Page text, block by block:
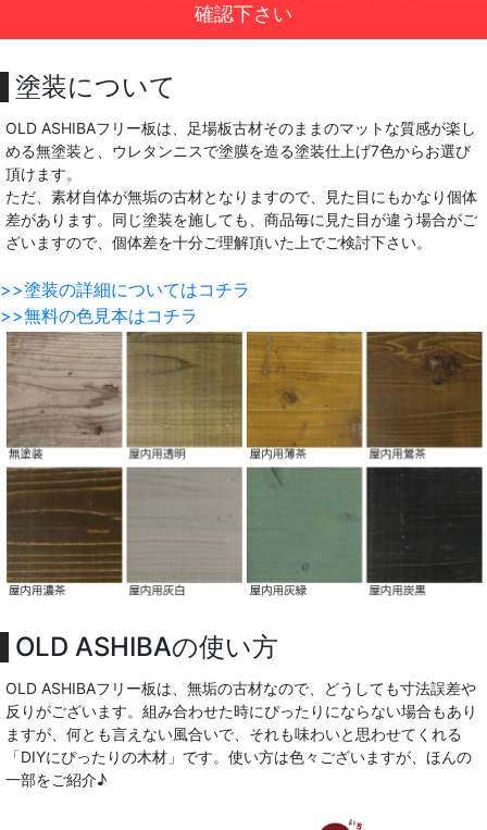
確認下さい
塗装について
OLD ASHIBAフリー板は、足場板古材そのままのマットな質感が楽し
める無塗装と、ウレタンニスで塗膜を造る塗装仕上げ7色からお選び
頂けます。
ただ、素材自体が無垢の古材となりますので、見た目にもかなり個体
差があります。同じ塗装を施しても、商品毎に見た目が違う場合がご
ざいますので、個体差を十分ご理解頂いた上でご検討下さい。
>>塗装の詳細についてはコチラ
>>無料の色見本はコチラ
OLD ASHIBAの使い方
OLD ASHIBAフリー板は、無垢の古材なので、どうしても寸法誤差や
反りがございます。組み合わせた時にぴったりにならない場合もあり
ますが、何とも言えない風合いで、それも味わいと思わせてくれる
「DIYにぴったりの木材」です。使い方は色々ございますが、ほんの
一部をご紹介♪